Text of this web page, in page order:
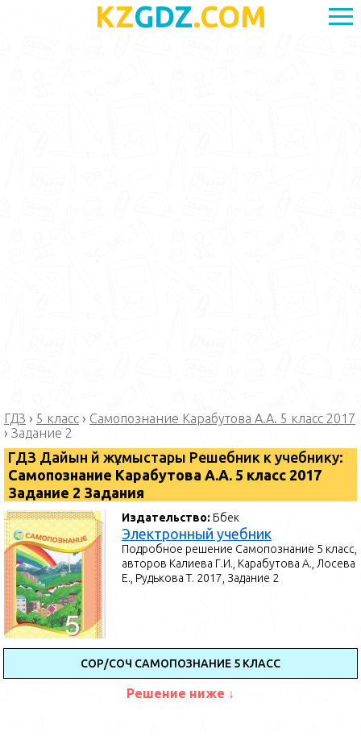
KZGDZ.COM
ГДЗ › 5 класс › Самопознание Карабутова А.А. 5 класс 2017
› Задание 2
ГДЗ Дайын үй жұмыстары Решебник к учебнику:
Самопознание Карабутова А.А. 5 класс 2017
Задание 2 Задания
Издательство: Бөбек
Электронный учебник
Подробное решение Самопознание 5 класс,
авторов Калиева Г.И., Карабутова А., Лосева
Е., Рудькова Т. 2017, Задание 2
СОР/СОЧ САМОПОЗНАНИЕ 5 КЛАСС
Решение ниже ↓